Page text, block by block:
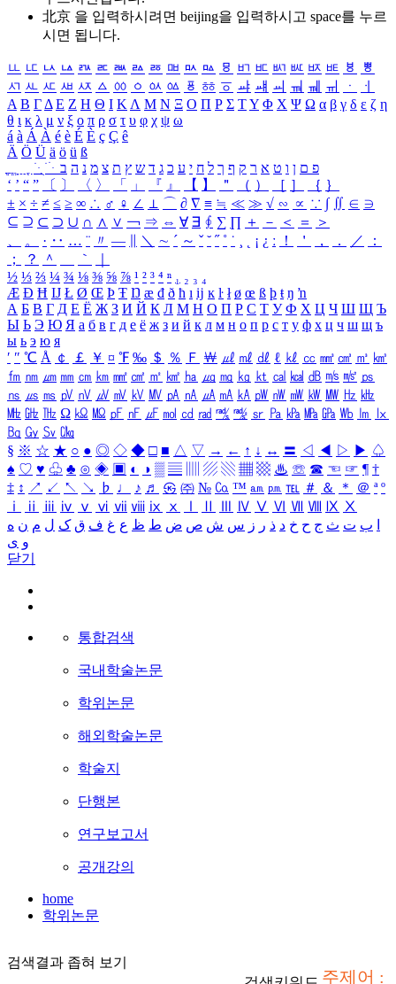
北京 을 입력하시려면 beijing을 입력하시고 space를 누르
시면 됩니다.
ㅥ ㅦ ㅧ ㅨ ㅩ ㅪ ㅫ ㅬ ㅭ ㅮ ㅯ ㅰ ㅱ ㅲ ㅳ ㅴ ㅵ ㅶ ㅷ ㅸ
ㅹ
ㅺ ㅻ ㅼ ㅽ ㅾ ㅿ ㆀ ㆁ ㆂ ㆃ ㆄ ㆅ ㆆ ㆇ ㆈ ㆉ ㆊ ㆋ ㆌ ㆍ
ㆎ
Α Β ΓΔ Ε Ζ Η Θ Ι ΚΛ Μ Ν Ξ Ο Π Ρ Σ ΤΥ Φ Χ Ψ Ω α β γ δ ε ζ η
θ ι κ λ μ ν ξ ο π ρ σ τ υ φ χ ψ ω
á à Á À é è É È ç Ç ê
Ä Ö Ü ä ö ü ß
ִֶֹ ֻּ ׁׂ פ ם ן ו ט א ר ק ף ך ל ח י ע כ ג ד ש ץ ת צ מ נ ה ב
‘ ’ “ ” 〔 〕 〈 〉 「 」 『 』 【 】 ＂ （ ） ［ ］ ｛ ｝
± × ÷ ≠ ≤ ≥ ∞ ∴ ♂ ♀ ∠ ⊥ ⌒ ∂ ∇ ≡ ≒ ≪ ≫ √ ∽ ∝ ∵ ∫ ∬ ∈ ∋
⊆ ⊇ ⊂ ⊃ ∪ ∩ ∧ ∨ ￢ ⇒ ⇔ ∀ ∃ ∮ ∑ ∏ ＋ － ＜ ＝
＞
、
。 · ‥ … ¨ 〃 ― ＼ ∼ ´ ～ ˇ ˘ ˝ ˚ ˙ ¸ ¡ ¿ ː ！ ＇ ， ． ／
：
；
？ ＾ ｀
½ ⅓ ⅔ ¼ ¾ ⅛ ⅜ ⅝ ⅞ ¹ ² ³ ⁴ ⁿ ₁ ₂ ₃ ₄
Æ Ð Ħ Ĳ Ł Ø Œ Þ Ŧ Ŋ æ đ ð ħ ı ĳ ĸ ŀ ł ø œ ß þ ŧ ŋ ŉ
А Б В Г Д Е Ё Ж З И Й К Л М Н О П Р С Т У Ф Х Ц Ч Ш Щ Ъ
Ы Ь Э Ю Я а б в г д е ё ж з и й к л м н о п р с т у ф х ц ч ш щ ъ
ы ь э ю я
′ ″ ℃ Å ￠ ￡ ￥ ¤ ℉ ‰ ＄ ％ Ｆ ￦ ㎕ ㎖ ㎗ ℓ ㎘ ㏄ ㎣ ㎤ ㎥ ㎦
㎙ ㎚ ㎛ ㎜ ㎝ ㎞ ㎟ ㎠ ㎡ ㎢ ㏊ ㎍ ㎎ ㎏ ㏏ ㎈ ㎉ ㏈ ㎧ ㎨ ㎰
㎱ ㎲ ㎳ ㎴ ㎵ ㎶ ㎷ ㎸ ㎹ ㎀ ㎁ ㎂ ㎃ ㎄ ㎺ ㎻ ㎽ ㎾ ㎿ ㎐ ㎑
㎒ ㎓ ㎔ Ω ㏀ ㏁ ㎊ ㎋ ㎌ ㏖ ㏅ ㎭ ㎮ ㎯ ㏛ ㎩ ㎪ ㎫ ㎬ ㏝ ㏐
㏓
㏃ ㏉ ㏜ ㏆
§ ※ ☆ ★ ○ ● ◎ ◇ ◆ □ ■ △ ▽ → ← ↑ ↓ ↔ 〓 ◁ ◀ ▷ ▶ ♤
♠ ♡ ♥ ♧ ♣ ⊙ ◈ ▣ ◐ ◑ ▒ ▤ ▨ ▧ ▦ ▩ ♨ ☏ ☎ ☜ ☞ ¶ †
‡ ↕ ↗ ↙ ↖ ↘ ♭ ♩ ♪ ♬ ㉿ ㈜ № ㏇ ™ ㏂ ㏘ ℡ ＃ ＆ ＊ ＠ ª º
ⅰ
ⅱ ⅲ ⅳ ⅴ ⅵ ⅶ ⅷ ⅸ ⅹ Ⅳ Ⅴ Ⅵ Ⅶ Ⅷ Ⅸ Ⅹ
ب ت ث ج ح خ د ذ ر ز س ش ص ض ط ظ ع غ ف ق ک ل م ن ه
و ی
닫기
통합검색
국내학술논문
학위논문
해외학술논문
학술지
단행본
연구보고서
공개강의
home
학위논문
검색결과 좁혀 보기
주제어 :